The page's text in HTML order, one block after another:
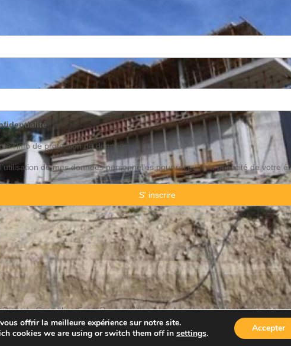
l’info deprotectionde données
de mes données personnelles pour recevoir la publicité de votre
Consulting Spain By JadeVillas S.L. ·Avis legal·Protection de
offrir la meilleure expérience sur notre site.
cookies we are using or switch them off in settings. Accepter